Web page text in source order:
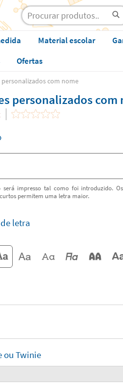
Material escolar
Ofertas
personalizados com nome
personalizados com
será impresso tal como foi introduzido. Os
permitem uma letra maior.
letra
ou Twinie